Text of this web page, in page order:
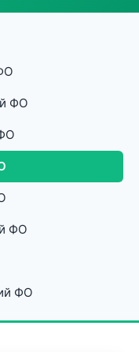
ФО
ФО
ФО